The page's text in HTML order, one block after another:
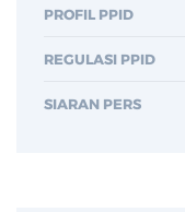
PROFIL PPID
REGULASI PPID
SIARAN PERS